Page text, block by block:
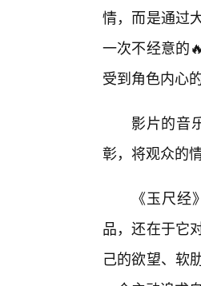
情，而是通过
一次不经意的
受到角色内心
影片的音
彰，将观众的
《玉尺
品，还在于它
己的欲望、软